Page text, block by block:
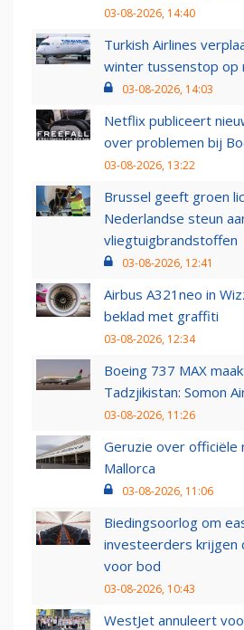
03-08-2026, 14:40
Turkish Airlines
winter tussenstop op
03-08-2026, 14:03
Netflix publiceert
over problemen bij
03-08-2026, 13:22
Brussel geeft groen
Nederlandse steun
vliegtuigbrandstoffen
03-08-2026, 12:41
Airbus A321neo in
beklad met graffiti
03-08-2026, 12:34
Boeing 737 MAX
Tadzjikistan: Somon
03-08-2026, 11:26
Geruzie over officiële
Mallorca
03-08-2026, 11:06
Biedingsoorlog om
investeerders krijgen
voor bod
03-08-2026, 10:43
WestJet annuleert